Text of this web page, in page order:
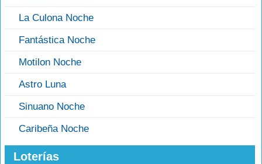
La Culona Noche
Fantástica Noche
Motilon Noche
Astro Luna
Sinuano Noche
Caribeña Noche
Loterías